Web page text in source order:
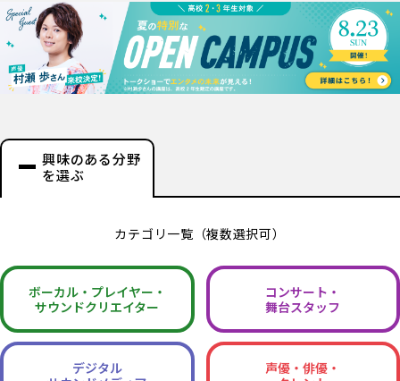
興味のある分野
を選ぶ
カテゴリ一覧（複数選択可）
ボーカル・ プレイヤー・
サウンドクリエイター
コンサート・
舞台スタッフ
デジタル
声優・俳優・